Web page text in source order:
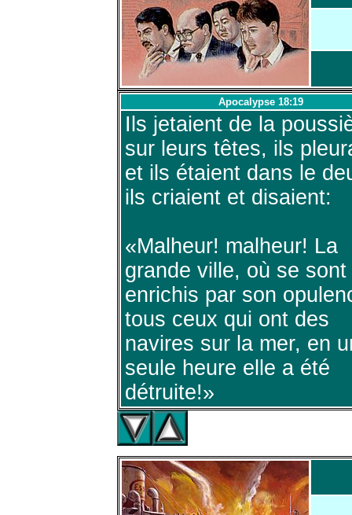
Apocalypse 18:19
Ils jetaient de la
sur leurs têtes, ils
et ils étaient dans le
ils criaient et disaient:
«Malheur! malheur! La
grande ville, où se sont
enrichis par son
tous ceux qui ont des
navires sur la mer, en
seule heure elle a été
détruite!»